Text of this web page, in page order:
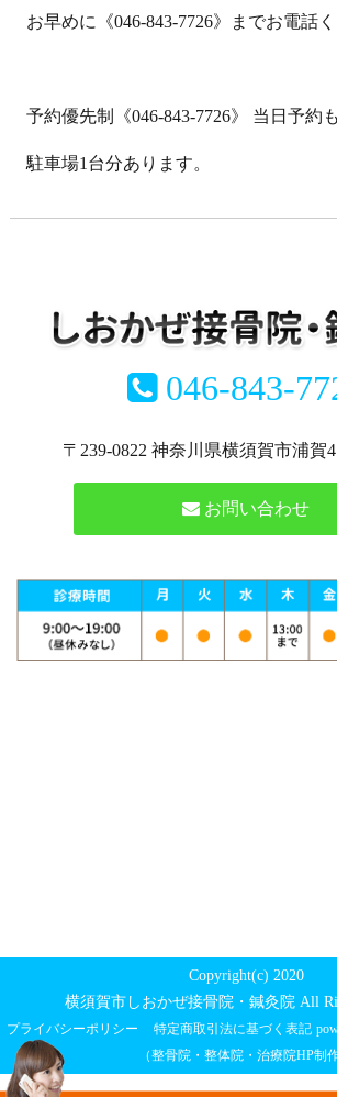
お早めに《046-843-7726》までお電話く
予約優先制《046-843-7726》 当日予約
駐車場1台分あります。
046-843-
〒239-0822 神奈川県横須賀市浦賀
お問い合わせ
Copyright(c) 2020
横須賀市しおかぜ接骨院・鍼灸院 All
プライバシーポリシー 特定商取引法に基づく表記
（整骨院・整体院・治療院HP制作